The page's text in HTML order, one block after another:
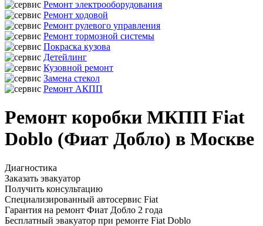
Ремонт электрооборудования
Ремонт ходовой
Ремонт рулевого управления
Ремонт тормозной системы
Покраска кузова
Детейлинг
Кузовной ремонт
Замена стекол
Ремонт АКПП
Ремонт коробки МКПП Fiat
Doblo (Фиат Добло) в Москве
Диагностика
Заказать эвакуатор
Получить консультацию
Специализированный автосервис Fiat
Гарантия на ремонт Фиат Добло 2 года
Бесплатный эвакуатор при ремонте Fiat Doblo